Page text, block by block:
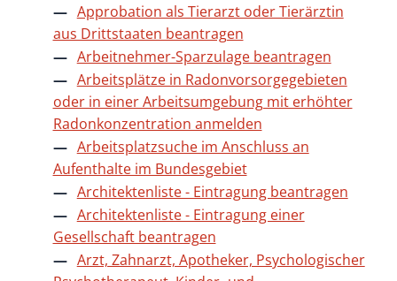
Approbation als Tierarzt oder Tierärztin
aus Drittstaaten beantragen
Arbeitnehmer-Sparzulage beantragen
Arbeitsplätze in Radonvorsorgegebieten
oder in einer Arbeitsumgebung mit erhöhter
Radonkonzentration anmelden
Arbeitsplatzsuche im Anschluss an
Aufenthalte im Bundesgebiet
Architektenliste - Eintragung beantragen
Architektenliste - Eintragung einer
Gesellschaft beantragen
Arzt, Zahnarzt, Apotheker, Psychologischer